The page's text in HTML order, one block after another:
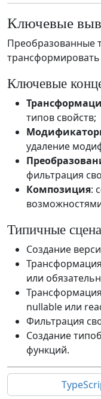
Ключевые
Преобразованные
трансформировать
Ключевые
типов свойств;
удаление
фильтрация
Композиция:
Типичные
Создание
или
nullable или
Фильтрация
Создание
функций.